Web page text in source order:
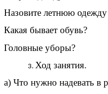
Назовите летнюю
Какая бывает обувь?
Головные уборы?
Ход занятия.
а) Что нужно надевать в